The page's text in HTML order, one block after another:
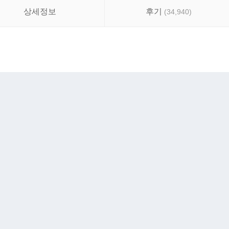
상세정보 후기 (34,940)